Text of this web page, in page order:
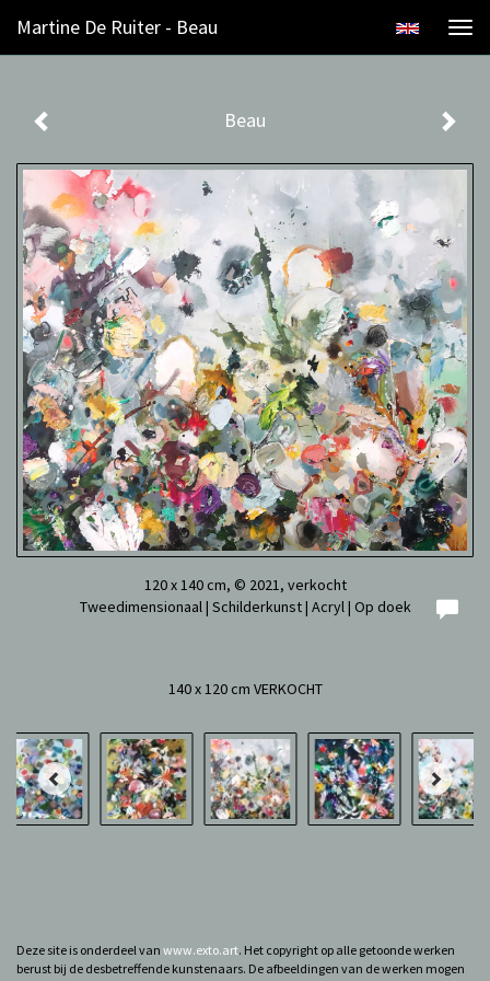
Martine De Ruiter - Beau
Beau
120 x 140 cm, © 2021, verkocht
Tweedimensionaal | Schilderkunst | Acryl | Op doek
140 x 120 cm VERKOCHT
Deze site is onderdeel van www.exto.art. Het copyright op alle getoonde werken
berust bij de desbetreffende kunstenaars. De afbeeldingen van de werken mogen